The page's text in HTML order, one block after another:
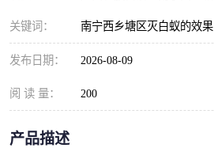
关键词： 南宁西乡塘区灭白蚁的效果
发布日期： 2026-08-09
阅 读 量： 200
产品描述